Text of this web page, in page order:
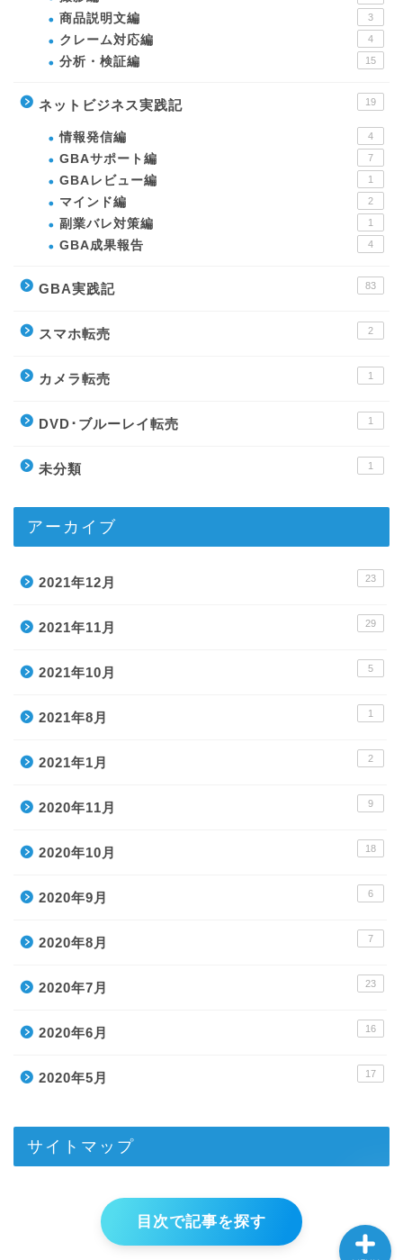
商品説明文編 3
クレーム対応編 4
分析・検証編 15
ネットビジネス実践記 19
情報発信編 4
GBAサポート編 7
GBAレビュー編 1
マインド編 2
副業バレ対策編 1
GBA成果報告 4
GBA実践記 83
スマホ転売 2
カメラ転売 1
DVD･ブルーレイ転売 1
未分類 1
アーカイブ
2021年12月 23
2021年11月 29
2021年10月 5
2021年8月 1
2021年1月 2
2020年11月 9
2020年10月 18
2020年9月 6
2020年8月 7
2020年7月 23
2020年6月 16
2020年5月 17
サイトマップ
目次で記事を探す